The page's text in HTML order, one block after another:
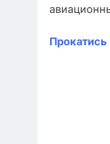
Прокатись